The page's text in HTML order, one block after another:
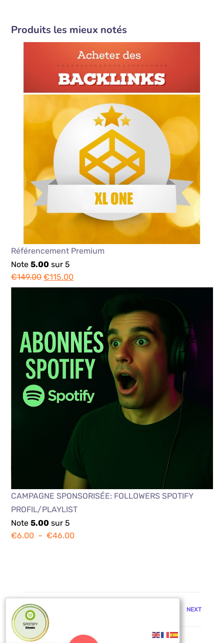
Produits les mieux notés
Référencement Premium
Note5.00 sur 5
€149.00 €115.00
CAMPAGNE SPONSORISÉE: FOLLOWERS SPOTIFY
PROFIL/PLAYLIST
Note5.00 sur 5
€6.00 – €46.00
PREV NEXT